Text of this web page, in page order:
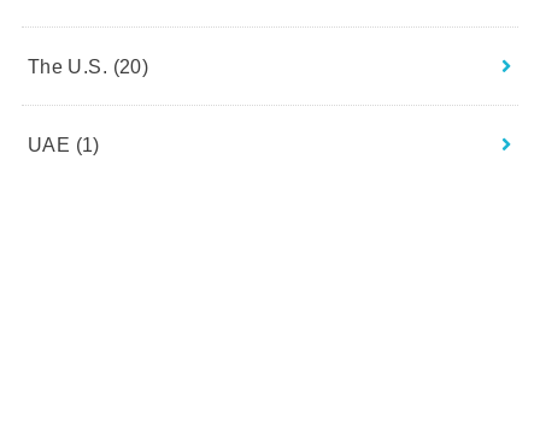
The U.S. (20)
UAE (1)